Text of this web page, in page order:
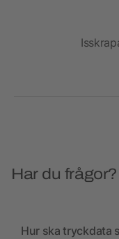
Har du
Hur ska tryckdata